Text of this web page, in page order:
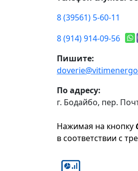
8 (39561) 5-60-11
8 (914) 914-09-56
Пишите:
По адресу:
г. Бодайбо, пер.
Нажимая на кнопку
в соответствии с